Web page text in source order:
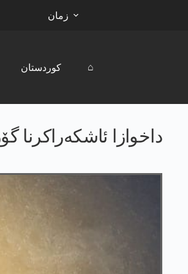
زمان
کوردستان ⌂
داخوازا